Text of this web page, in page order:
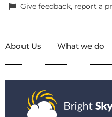
Give feedback, report a
About Us What we do